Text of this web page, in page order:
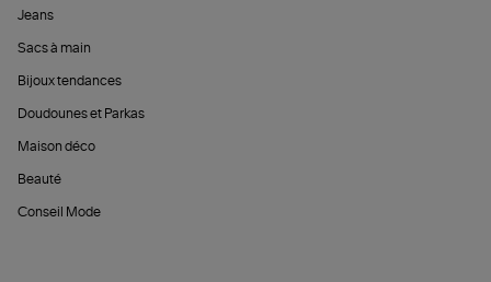
Jeans
Sacs à main
Bijoux tendances
Doudounes et Parkas
Maison déco
Beauté
Conseil Mode